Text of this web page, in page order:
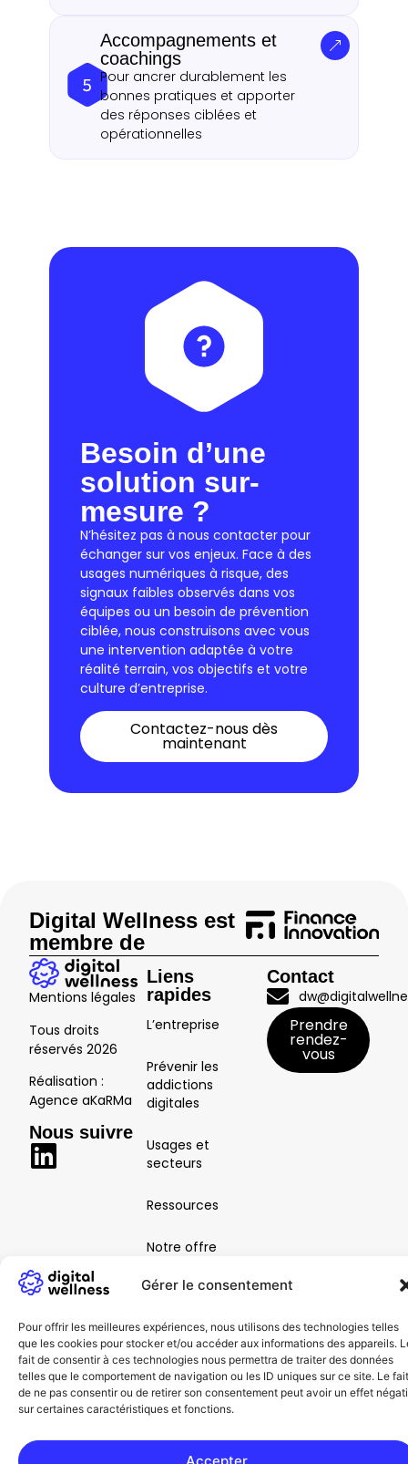
Gérer le consentement
Pour offrir les meilleures expériences, nous utilisons des technologies telles
que les cookies pour stocker et/ou accéder aux informations des appareils.
fait de consentir à ces technologies nous permettra de traiter des données
telles que le comportement de navigation ou les ID uniques sur ce site. Le fait
de ne pas consentir ou de retirer son consentement peut avoir un effet
sur certaines caractéristiques et fonctions.
Accepter
Accompagnements et
coachings
Pour ancrer durablement les
bonnes pratiques et apporter
des réponses ciblées et
opérationnelles
Besoin d’une
solution sur-
mesure ?
N’hésitez pas à nous contacter pour
échanger sur vos enjeux. Face à des
usages numériques à risque, des
signaux faibles observés dans vos
équipes ou un besoin de prévention
ciblée, nous construisons avec vous
une intervention adaptée à votre
réalité terrain, vos objectifs et votre
culture d’entreprise.
Contactez-nous dès
maintenant
Digital Wellness est
membre de
Mentions légales
Tous droits
réservés 2026
Réalisation :
Agence aKaRMa
Nous suivre
Liens
rapides
L’entreprise
Prévenir les
addictions
digitales
Usages et
secteurs
Ressources
Notre offre
Contactez-
Contact
Prendre
rendez-
vous